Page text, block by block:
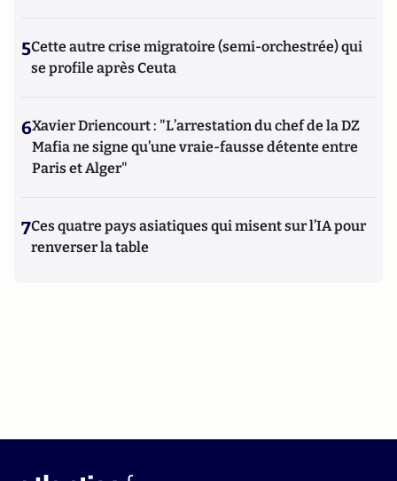
5Cette autre crise migratoire (semi-orchestrée) qui
se profile après Ceuta
6Xavier Driencourt : "L’arrestation du chef de la DZ
Mafia ne signe qu’une vraie-fausse détente entre
Paris et Alger"
7Ces quatre pays asiatiques qui misent sur l’IA pour
renverser la table